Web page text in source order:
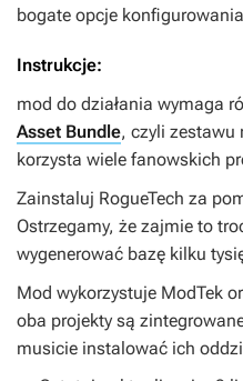
bogate opcje
Instrukcje:
mod do działania wymaga
Asset Bundle, czyli zestawu
korzysta wiele fanowskich
Zainstaluj RogueTech za
Ostrzegamy, że zajmie to
wygenerować bazę kilku
Mod wykorzystuje ModTek
oba projekty są
musicie instalować ich